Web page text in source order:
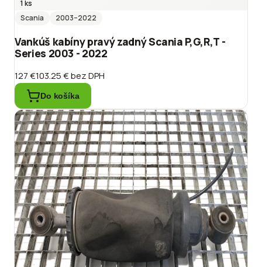
1 ks
Scania
2003–2022
Vankúš kabíny pravý zadný Scania P,G,R,T -
Series 2003 - 2022
127 €103.25 €bez DPH
Do košíka